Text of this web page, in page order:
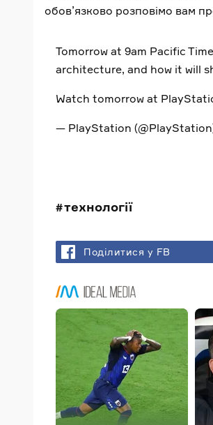
обов’язково розповімо вам
Tomorrow at 9am Pacific
architecture, and how it will
Watch tomorrow at
— PlayStation
технології
Поділитися у FB